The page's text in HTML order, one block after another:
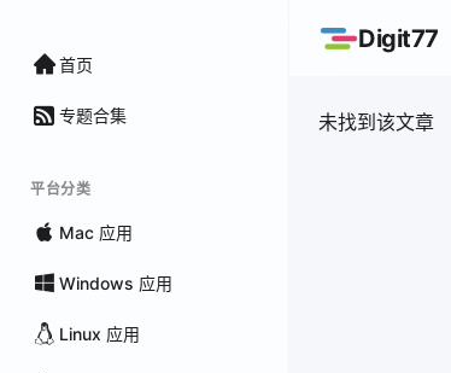
首页
专题合集
平台分类
Mac 应用
Windows 应用
Linux 应用
Digit77
未找到该文章